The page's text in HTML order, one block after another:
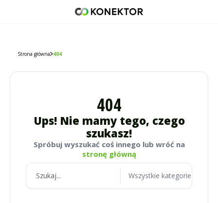
Strona główna 404
404
Ups! Nie mamy tego, czego
szukasz!
Spróbuj wyszukać coś innego lub wróć na
stronę główną